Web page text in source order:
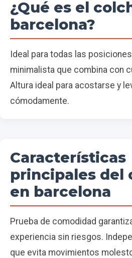
¿Qué es el
barcelona?
Ideal para todas las
minimalista que combina con
Altura ideal para acostarse y
cómodamente.
Características
principales del
en barcelona
Prueba de comodidad
experiencia sin riesgos.
que evita movimientos